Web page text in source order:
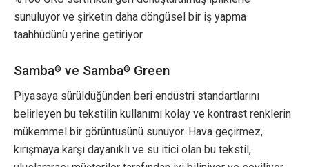
sunuluyor ve şirketin daha döngüsel bir iş yapma
taahhüdünü yerine getiriyor.
Samba® ve Samba® Green
Piyasaya sürüldüğünden beri endüstri standartlarını
belirleyen bu tekstilin kullanımı kolay ve kontrast renklerin
mükemmel bir görüntüsünü sunuyor. Hava geçirmez,
kırışmaya karşı dayanıklı ve su itici olan bu tekstil,